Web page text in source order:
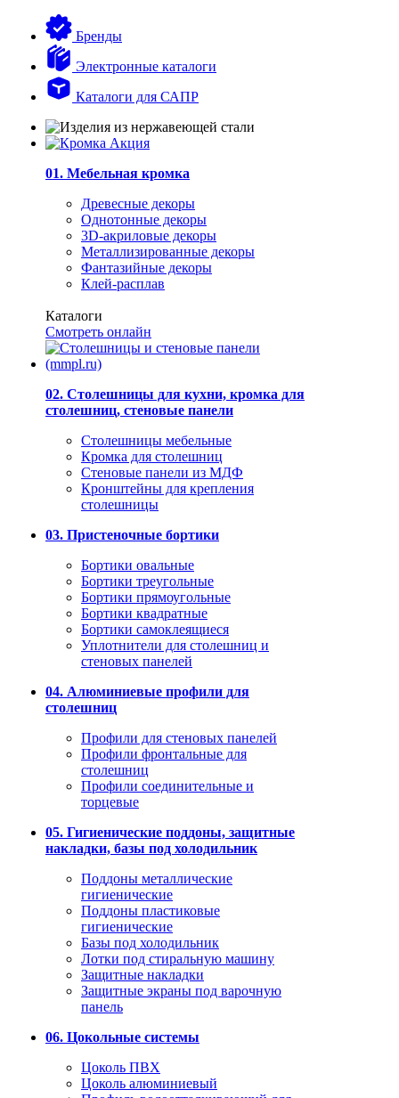
Бренды
Электронные каталоги
Каталоги для САПР
01. Мебельная кромка
Древесные декоры
Однотонные декоры
3D-акриловые декоры
Металлизированные декоры
Фантазийные декоры
Клей-расплав
Каталоги
Смотреть онлайн
02. Столешницы для кухни, кромка для
столешниц, стеновые панели
Столешницы мебельные
Кромка для столешниц
Стеновые панели из МДФ
Кронштейны для крепления
столешницы
03. Пристеночные бортики
Бортики овальные
Бортики треугольные
Бортики прямоугольные
Бортики квадратные
Бортики самоклеящиеся
Уплотнители для столешниц и
стеновых панелей
04. Алюминиевые профили для
столешниц
Профили для стеновых панелей
Профили фронтальные для
столешниц
Профили соединительные и
торцевые
05. Гигиенические поддоны, защитные
накладки, базы под холодильник
Поддоны металлические
гигиенические
Поддоны пластиковые
гигиенические
Базы под холодильник
Лотки под стиральную машину
Защитные накладки
Защитные экраны под варочную
панель
06. Цокольные системы
Цоколь ПВХ
Цоколь алюминиевый